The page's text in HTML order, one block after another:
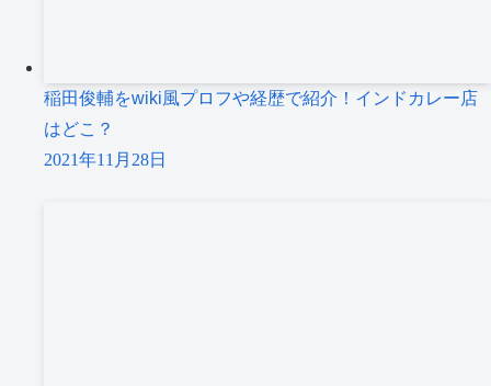
稲田俊輔をwiki風プロフや経歴で紹介！インドカレー店
はどこ？
2021年11月28日